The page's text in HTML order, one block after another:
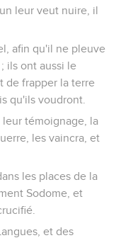
leur veut nuire, il
afin qu'il ne pleuve
ils ont aussi le
de frapper la terre
qu'ils voudront.
leur témoignage, la
les vaincra, et
les places de la
Sodome, et
et des